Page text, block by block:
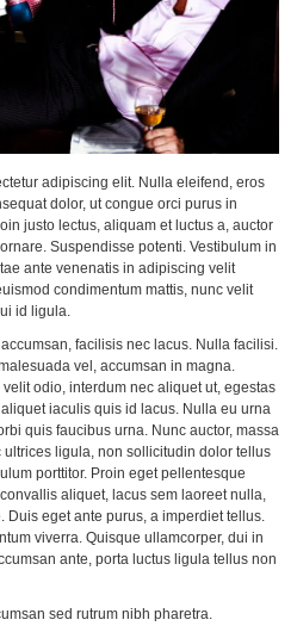
adipiscing elit. Nulla eleifend, eros
dolor, ut congue orci purus in
justo lectus, aliquam et luctus a, auctor
Suspendisse potenti. Vestibulum in
ante venenatis in adipiscing velit
condimentum mattis, nunc velit
id ligula.
facilisis nec lacus. Nulla facilisi.
vel, accumsan in magna.
odio, interdum nec aliquet ut, egestas
iaculis quis id lacus. Nulla eu urna
quis faucibus urna. Nunc auctor, massa
ligula, non sollicitudin dolor tellus
porttitor. Proin eget pellentesque
aliquet, lacus sem laoreet nulla,
eget ante purus, a imperdiet tellus.
viverra. Quisque ullamcorper, dui in
ante, porta luctus ligula tellus non
sed rutrum nibh pharetra.